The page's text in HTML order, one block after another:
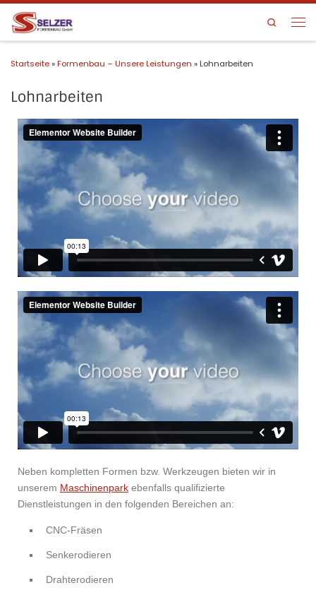
Search
Startseite»Formenbau – Unsere Leistungen »Lohnarbeiten
Lohnarbeiten
Neben kompletten Formen bzw. Werkzeugen bieten wir in
unserem Maschinenpark ebenfalls qualifizierte
Dienstleistungen in den folgenden Bereichen an:
CNC-Fräsen
Senkerodieren
Drahterodieren